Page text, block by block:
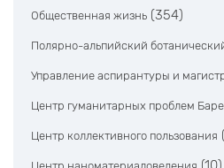
Общественная жизнь (354)
Полярно-альпийский
Управление аспирантуры и
Центр гуманитарных проблем
Центр коллективного пользования